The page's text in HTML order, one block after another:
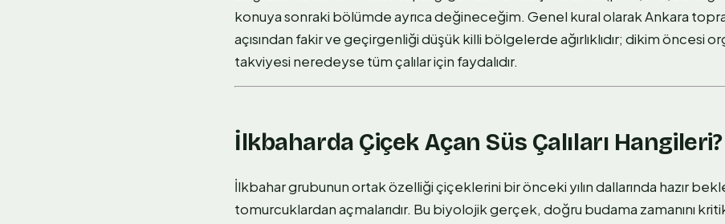
konuya sonraki bölümde ayrıca değineceğim. Genel kural olarak Ankara
açısından fakir ve geçirgenliği düşük killi bölgelerde ağırlıklıdır; dikim öncesi
takviyesi neredeyse tüm çalılar için faydalıdır.
İlkbaharda Çiçek Açan Süs Çalıları Hangileri?
İlkbahar grubunun ortak özelliği çiçeklerini bir önceki yılın dallarında hazır
tomurcuklardan açmalarıdır. Bu biyolojik gerçek, doğru budama zamanını